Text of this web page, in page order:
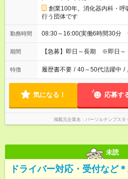
創業100年。消化器内科・呼
行う団体です
勤務時間 08:30～16:00(実働6時間30分
期間 【急募】即日～長期 ※即日～
特徴 履歴書不要 / 40～50代活躍中 /
気になる！ 応募す
掲載元企業名 パーソルテンプス
未読
ドライバー対応・受付など